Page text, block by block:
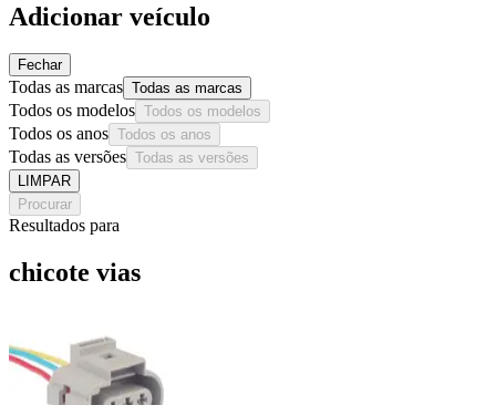
Adicionar veículo
Fechar
Todas as marcas Todas as marcas
Todos os modelos Todos os modelos
Todos os anos Todos os anos
Todas as versões Todas as versões
LIMPAR
Procurar
Resultados para
chicote vias